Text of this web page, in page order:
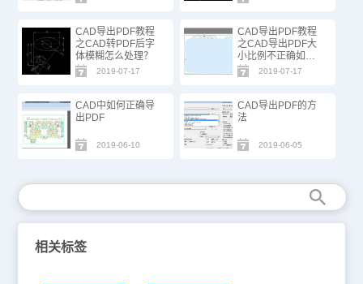
CAD导出PDF教程
之CAD转PDF后字
体模糊怎么处理？
2019-07-17
CAD导出PDF教程
之CAD导出PDF大
小比例不正确如何
解决
2019-07-17
CAD中如何正确导
出PDF
2019-06-10
CAD导出PDF的方
法
2019-06-05
相关标签